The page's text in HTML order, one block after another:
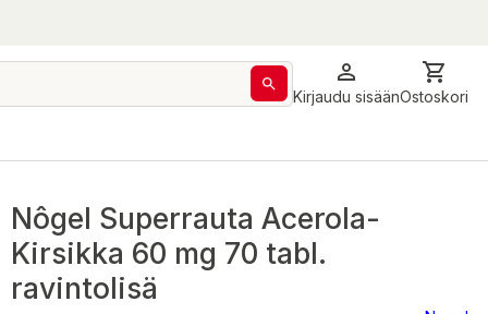
Kirjaudu sisäänOstoskori
Nôgel Superrauta Acerola-
Kirsikka 60 mg 70 tabl.
ravintolisä